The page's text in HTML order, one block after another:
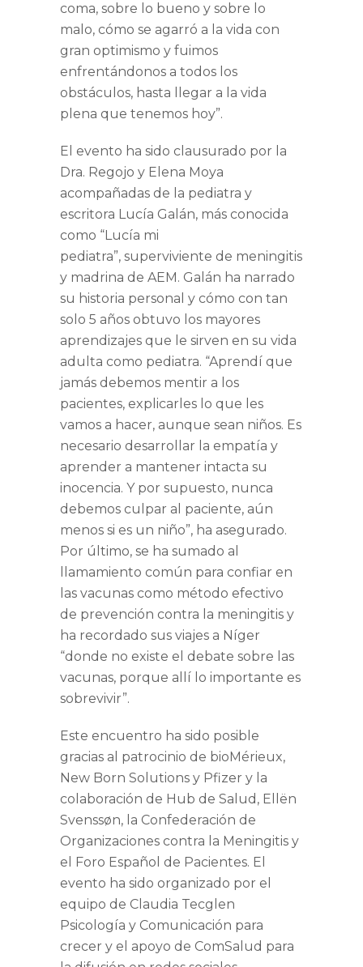
coma, sobre lo bueno y sobre lo
malo, cómo se agarró a la vida con
gran optimismo y fuimos
enfrentándonos a todos los
obstáculos, hasta llegar a la vida
plena que tenemos hoy”.
El evento ha sido clausurado por la
Dra. Regojo y Elena Moya
acompañadas de la pediatra y
escritora Lucía Galán, más conocida
como “Lucía mi
pediatra”, superviviente de meningitis
y madrina de AEM. Galán ha narrado
su historia personal y cómo con tan
solo 5 años obtuvo los mayores
aprendizajes que le sirven en su vida
adulta como pediatra. “Aprendí que
jamás debemos mentir a los
pacientes, explicarles lo que les
vamos a hacer, aunque sean niños. Es
necesario desarrollar la empatía y
aprender a mantener intacta su
inocencia. Y por supuesto, nunca
debemos culpar al paciente, aún
menos si es un niño”, ha asegurado.
Por último, se ha sumado al
llamamiento común para confiar en
las vacunas como método efectivo
de prevención contra la meningitis y
ha recordado sus viajes a Níger
“donde no existe el debate sobre las
vacunas, porque allí lo importante es
sobrevivir”.
Este encuentro ha sido posible
gracias al patrocinio de bioMérieux,
New Born Solutions y Pfizer y la
colaboración de Hub de Salud, Ellën
Svenssøn, la Confederación de
Organizaciones contra la Meningitis y
el Foro Español de Pacientes. El
evento ha sido organizado por el
equipo de Claudia Tecglen
Psicología y Comunicación para
crecer y el apoyo de ComSalud para